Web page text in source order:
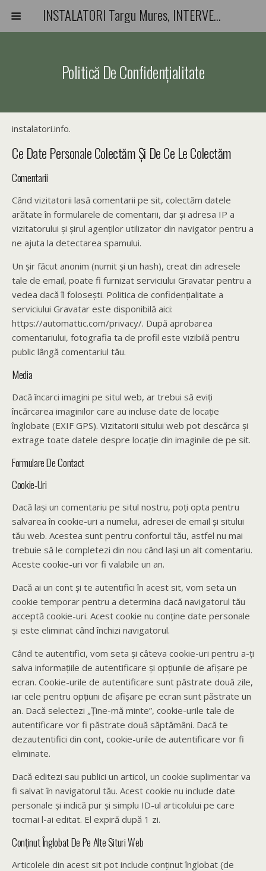
INSTALATORI Targu Mures, INTERVENTII-REPARATII-URGENTE
Politică De Confidențialitate
instalatori.info.
Ce Date Personale Colectăm Și De Ce Le Colectăm
Comentarii
Când vizitatorii lasă comentarii pe sit, colectăm datele
arătate în formularele de comentarii, dar și adresa IP a
vizitatorului și șirul agenților utilizator din navigator pentru a
ne ajuta la detectarea spamului.
Un șir făcut anonim (numit și un hash), creat din adresele
tale de email, poate fi furnizat serviciului Gravatar pentru a
vedea dacă îl folosești. Politica de confidențialitate a
serviciului Gravatar este disponibilă aici:
https://automattic.com/privacy/. După aprobarea
comentariului, fotografia ta de profil este vizibilă pentru
public lângă comentariul tău.
Media
Dacă încarci imagini pe situl web, ar trebui să eviți
încărcarea imaginilor care au incluse date de locație
înglobate (EXIF GPS). Vizitatorii sitului web pot descărca și
extrage toate datele despre locație din imaginile de pe sit.
Formulare De Contact
Cookie-Uri
Dacă lași un comentariu pe situl nostru, poți opta pentru
salvarea în cookie-uri a numelui, adresei de email și sitului
tău web. Acestea sunt pentru confortul tău, astfel nu mai
trebuie să le completezi din nou când lași un alt comentariu.
Aceste cookie-uri vor fi valabile un an.
Dacă ai un cont și te autentifici în acest sit, vom seta un
cookie temporar pentru a determina dacă navigatorul tău
acceptă cookie-uri. Acest cookie nu conține date personale
și este eliminat când închizi navigatorul.
Când te autentifici, vom seta și câteva cookie-uri pentru a-ți
salva informațiile de autentificare și opțiunile de afișare pe
ecran. Cookie-urile de autentificare sunt păstrate două zile,
iar cele pentru opțiuni de afișare pe ecran sunt păstrate un
an. Dacă selectezi „Ține-mă minte”, cookie-urile tale de
autentificare vor fi păstrate două săptămâni. Dacă te
dezautentifici din cont, cookie-urile de autentificare vor fi
eliminate.
Dacă editezi sau publici un articol, un cookie suplimentar va
fi salvat în navigatorul tău. Acest cookie nu include date
personale și indică pur și simplu ID-ul articolului pe care
tocmai l-ai editat. El expiră după 1 zi.
Conținut Înglobat De Pe Alte Situri Web
Articolele din acest sit pot include conținut înglobat (de